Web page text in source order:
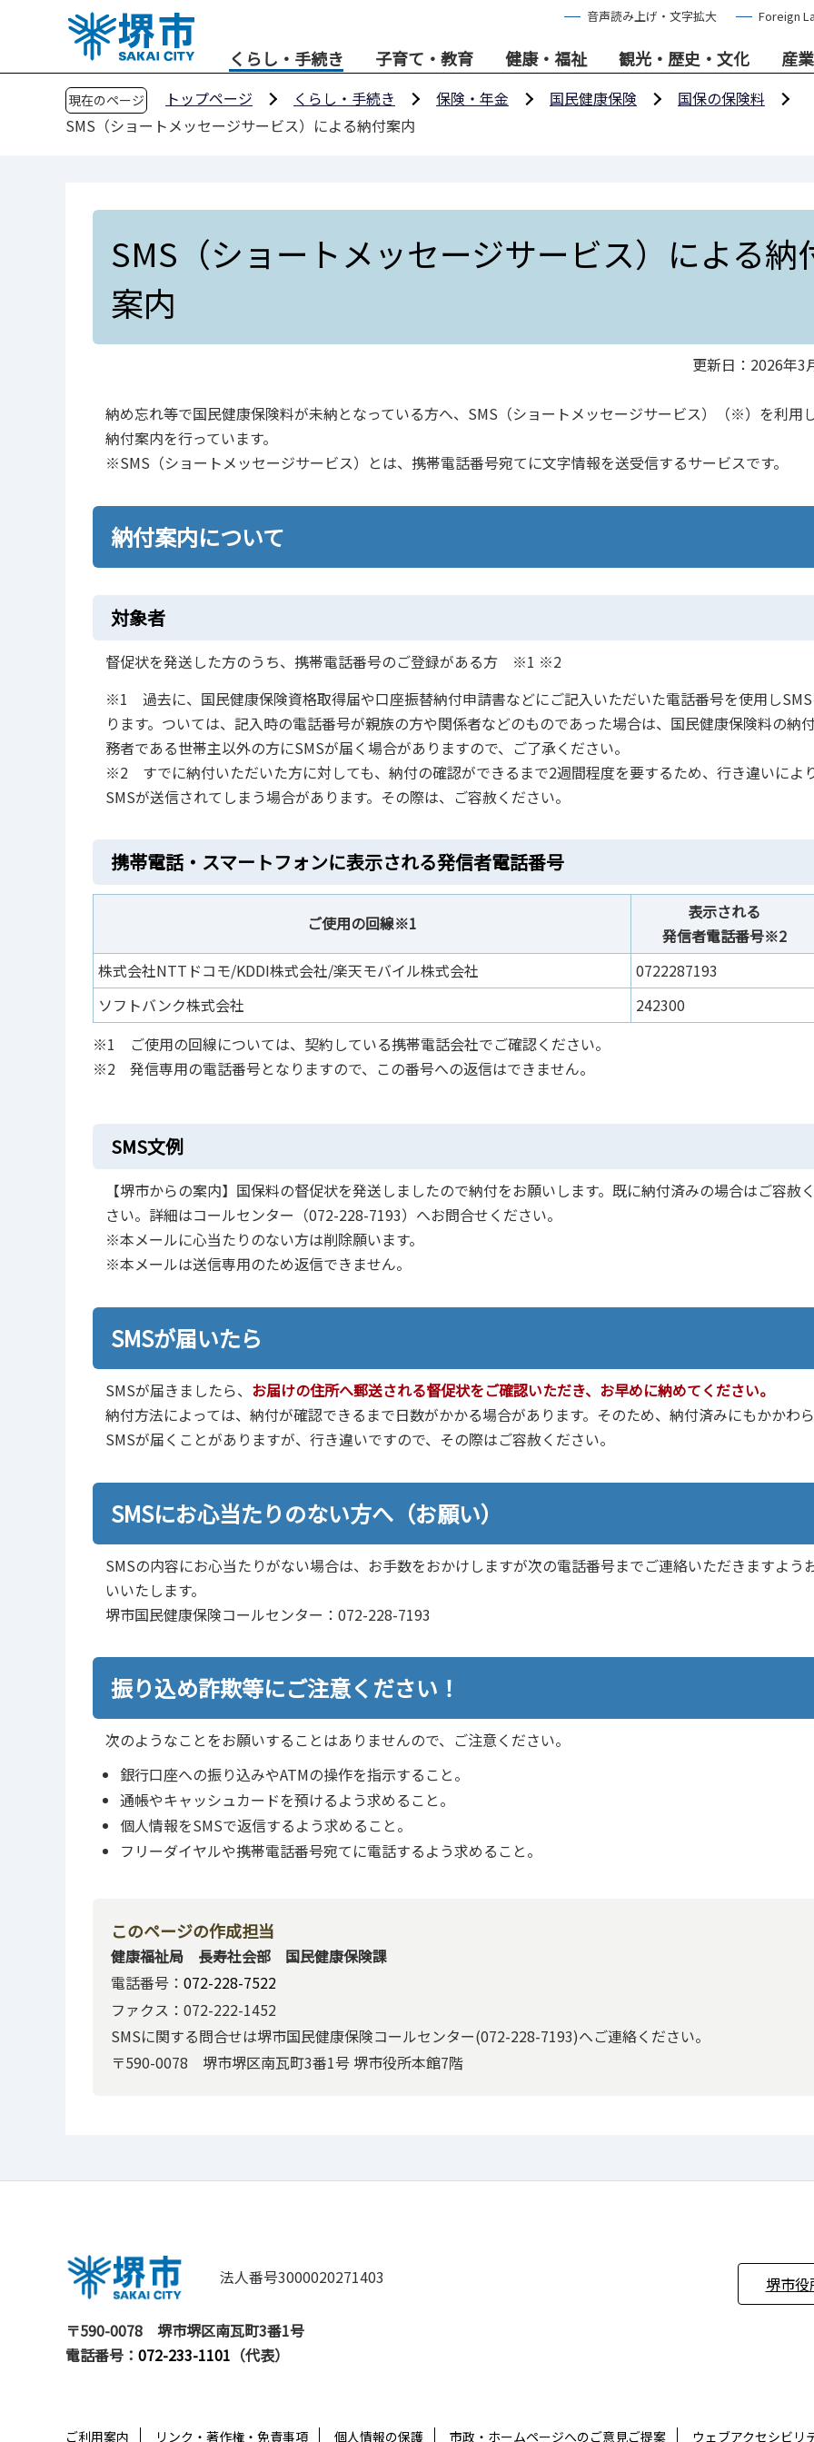
音声読み上げ・文字拡大 Foreign
くらし・手続き 子育て・教育 健康・福祉 観光・歴史・文化 産
現在のページ トップページ くらし・手続き 保険・年金 国民健康保険
国保の保険料
SMS（ショートメッセージサービス）による納付案内
SMS（ショートメッセージサービス）による納
案内
更新日：2026年3
納め忘れ等で国民健康保険料が未納となっている方へ、SMS（ショートメッセージサービス）（※）を利用
納付案内を行っています。
※SMS（ショートメッセージサービス）とは、携帯電話番号宛てに文字情報を送受信するサービスです。
納付案内について
対象者
督促状を発送した方のうち、携帯電話番号のご登録がある方 ※1 ※2
※1 過去に、国民健康保険資格取得届や口座振替納付申請書などにご記入いただいた電話番号を使用し
ります。ついては、記入時の電話番号が親族の方や関係者などのものであった場合は、国民健康保険料の納
務者である世帯主以外の方にSMSが届く場合がありますので、ご了承ください。
※2 すでに納付いただいた方に対しても、納付の確認ができるまで2週間程度を要するため、行き違いによ
SMSが送信されてしまう場合があります。その際は、ご容赦ください。
携帯電話・スマートフォンに表示される発信者電話番号
ご使用の回線※1
表示される
発信者電話番号※2
株式会社NTTドコモ/KDDI株式会社/楽天モバイル株式会社
0722287193
ソフトバンク株式会社
242300
※1 ご使用の回線については、契約している携帯電話会社でご確認ください。
※2 発信専用の電話番号となりますので、この番号への返信はできません。
SMS文例
【堺市からの案内】国保料の督促状を発送しましたので納付をお願いします。既に納付済みの場合はご容赦
さい。詳細はコールセンター（072-228-7193）へお問合せください。
※本メールに心当たりのない方は削除願います。
※本メールは送信専用のため返信できません。
SMSが届いたら
SMSが届きましたら、 お届けの住所へ郵送される督促状をご確認いただき、お早めに納めてください。
納付方法によっては、納付が確認できるまで日数がかかる場合があります。そのため、納付済みにもかかわ
SMSが届くことがありますが、行き違いですので、その際はご容赦ください。
SMSにお心当たりのない方へ（お願い）
SMSの内容にお心当たりがない場合は、お手数をおかけしますが次の電話番号までご連絡いただきますよう
いいたします。
堺市国民健康保険コールセンター：072-228-7193
振り込め詐欺等にご注意ください！
次のようなことをお願いすることはありませんので、ご注意ください。
銀行口座への振り込みやATMの操作を指示すること。
通帳やキャッシュカードを預けるよう求めること。
個人情報をSMSで返信するよう求めること。
フリーダイヤルや携帯電話番号宛てに電話するよう求めること。
このページの作成担当
健康福祉局 長寿社会部 国民健康保険課
電話番号： 072-228-7522
ファクス：072-222-1452
SMSに関する問合せは堺市国民健康保険コールセンター(072-228-7193)へご連絡ください。
〒590-0078 堺市堺区南⽡町3番1号 堺市役所本館7階
法人番号3000020271403
〒590-0078
堺市堺区南瓦町3番1号
電話番号： 072-233-1101 （代表）
堺市
ご利用案内 リンク・著作権・免責事項 個人情報の保護 市政・ホームページへのご意見ご提案 ウェブアクセシビリ